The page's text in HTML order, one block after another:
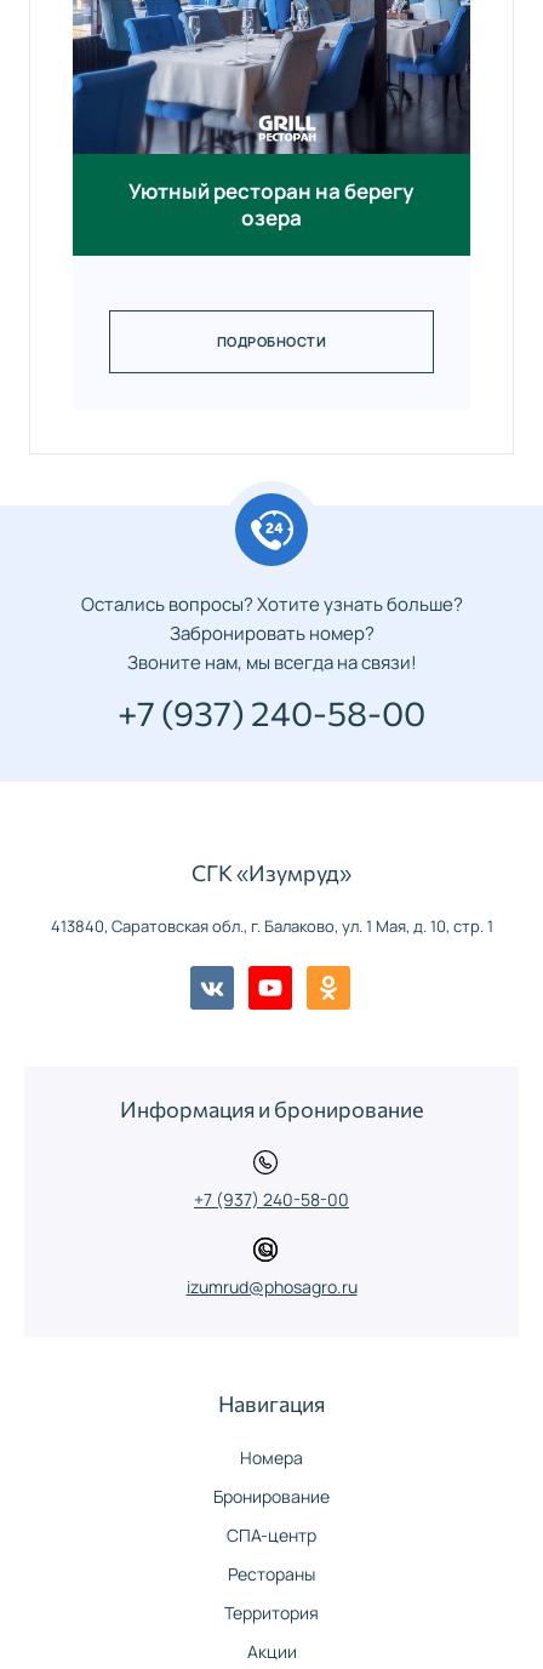
Уютный ресторан на берегу
озера
ПОДРОБНОСТИ
Остались вопросы? Хотите узнать больше?
Забронировать номер?
Звоните нам, мы всегда на связи!
+7 (937) 240-58-00
СГК «Изумруд»
413840, Саратовская обл., г. Балаково, ул. 1 Мая, д. 10, стр. 1
Информация и бронирование
+7 (937) 240-58-00
izumrud@phosagro.ru
Навигация
Номера
Бронирование
СПА-центр
Рестораны
Территория
Акции